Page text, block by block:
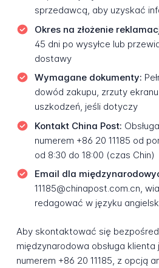
sprzedawcą, aby uzyskać
Okres na złożenie
45 dni po wysyłce lub
dostawy
Wymagane dokumenty:
dowód zakupu, zrzuty
uszkodzeń, jeśli dotyczy
Kontakt China Post:
numerem +86 20 11185 od
od 8:30 do 18:00 (czas Chin)
Email dla
11185@chinapost.com.cn,
redagować w języku
Aby skontaktować się
międzynarodowa obsługa
numerem +86 20 11185, z opcją